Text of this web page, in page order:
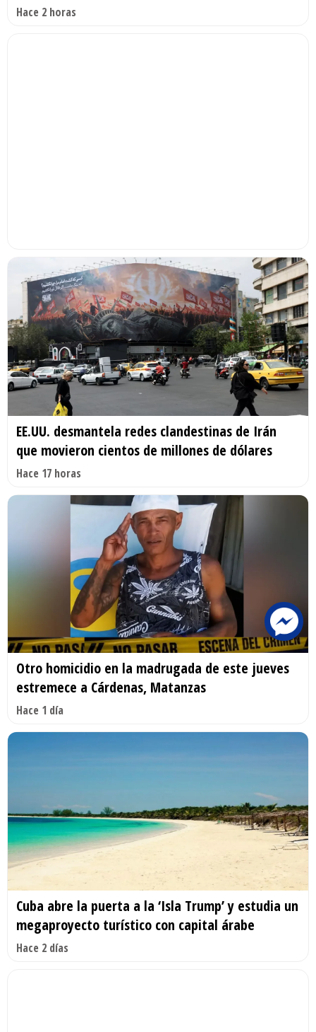
Hace 2 horas
EE.UU. desmantela redes clandestinas de Irán
que movieron cientos de millones de dólares
Hace 17 horas
Otro homicidio en la madrugada de este jueves
estremece a Cárdenas, Matanzas
Hace 1 día
Cuba abre la puerta a la ‘Isla Trump’ y estudia un
megaproyecto turístico con capital árabe
Hace 2 días